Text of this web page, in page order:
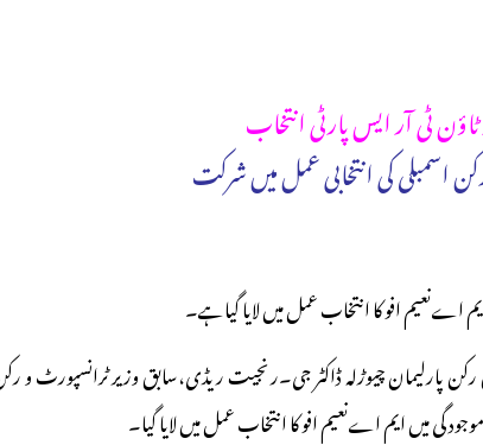
ٹی آر ایس پارٹی انتخاب
اسمبلی کی انتخابی عمل میں شرکت
اےنعیم افو کا انتخاب عمل میں لایا گیاہے۔
پارلیمان چیوڑلہ ڈاکٹر جی۔رنجیت ریڈی،سابق وزیر ٹرانسپورٹ
موجود گی میں ایم اےنعیم افو کا انتخاب عمل میں لایا گیا۔